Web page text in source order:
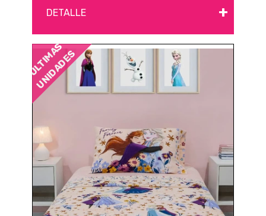
DETALLE +
ÚLTIMAS
UNIDADES